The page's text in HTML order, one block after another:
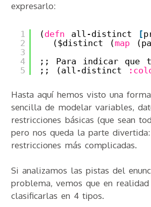
expresarlo:
1
2
3
4
5
(defn all-distinct [
($distinct (map
;; Para indicar que
;; (all-distinct
Hasta aquí hemos visto una
sencilla de modelar variables,
restricciones básicas (que sean
pero nos queda la parte
restricciones más complicadas.
Si analizamos las pistas del
problema, vemos que en realidad
clasificarlas en 4 tipos.